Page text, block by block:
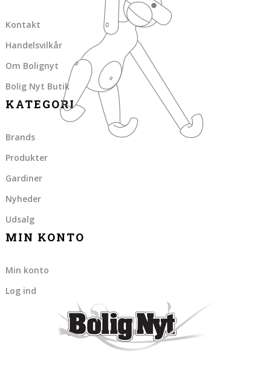
Kontakt
Handelsvilkår
Om Bolignyt
Bolig Nyt Butik
KATEGORI
Brands
Produkter
Gardiner
Nyheder
Udsalg
MIN KONTO
Min konto
Log ind